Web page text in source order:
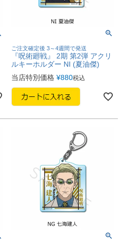
ご注文確定後 3～4週間で発送
『呪術廻戦』 2期 第2弾 アクリ
ルキーホルダー NI (夏油傑)
当店特別価格 ¥880税込